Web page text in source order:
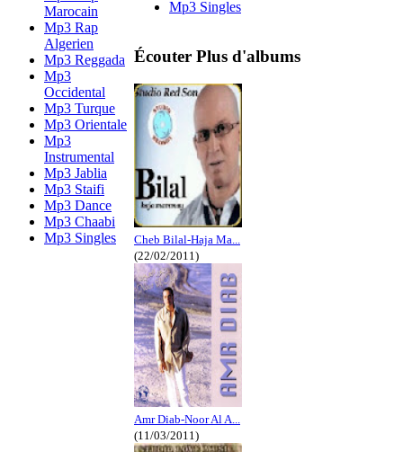
Marocain
Mp3 Rap
Algerien
Mp3 Reggada
Mp3
Occidental
Mp3 Turque
Mp3 Orientale
Mp3
Instrumental
Mp3 Jablia
Mp3 Staifi
Mp3 Dance
Mp3 Chaabi
Mp3 Singles
Mp3 Singles
Écouter Plus d'albums
Cheb Bilal-Haja Ma...
(22/02/2011)
Amr Diab-Noor Al A...
(11/03/2011)